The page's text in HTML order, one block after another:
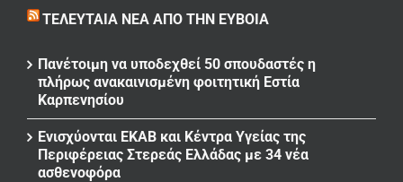
ΤΕΛΕΥΤΑΊΑ ΝΈΑ ΑΠΌ ΤΗΝ ΕΎΒΟΙΑ
Πανέτοιμη να υποδεχθεί 50 σπουδαστές η
πλήρως ανακαινισμένη φοιτητική Εστία
Καρπενησίου
Ενισχύονται ΕΚΑΒ και Κέντρα Υγείας της
Περιφέρειας Στερεάς Ελλάδας με 34 νέα
ασθενοφόρα